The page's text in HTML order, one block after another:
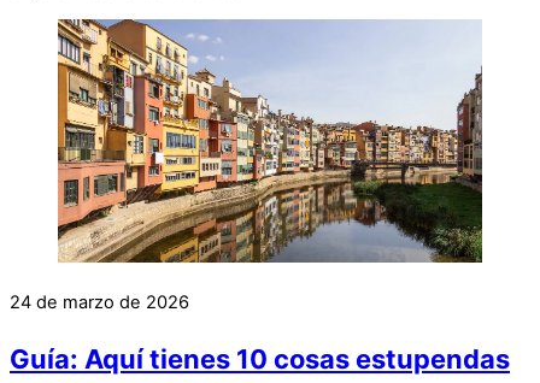
24 de marzo de 2026
Guía: Aquí tienes 10 cosas estupendas